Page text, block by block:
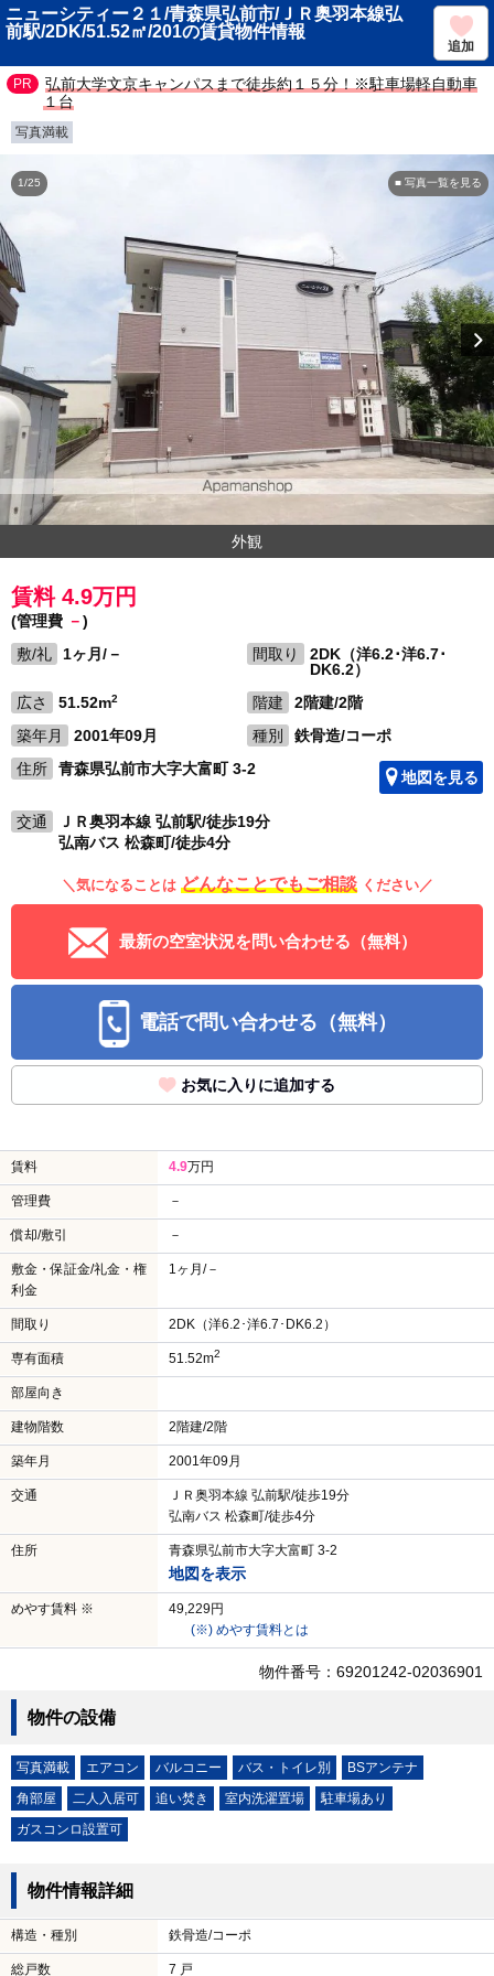
ニューシティー２１/青森県弘前市/ＪＲ奥羽本線弘
前駅/2DK/51.52㎡/201の賃貸物件情報
追加
弘前大学文京キャンパスまで徒歩約１５分！※駐車場軽自動車
１台
写真満載
■ 写真一覧を見る
1/25
外観
賃料 4.9万円
(管理費 －)
敷/礼
1ヶ月/－ 間取り
2DK（洋6.2･洋6.7･
DK6.2）
広さ
51.52m2 階建
2階建/2階
築年月
2001年09月 種別
鉄骨造/コーポ
住所
青森県弘前市大字大富町 3-2 地図を見る
交通
ＪＲ奥羽本線 弘前駅/徒歩19分
弘南バス 松森町/徒歩4分
＼気になることは どんなことでもご相談 ください／
最新の空室状況を問い合わせる（無料）
電話で問い合わせる（無料）
お気に入りに追加する
賃料 4.9万円
管理費 －
償却/敷引 －
敷金・保証金/礼金・権
利金
1ヶ月/－
間取り 2DK（洋6.2･洋6.7･DK6.2）
専有面積 51.52m2
部屋向き
建物階数 2階建/2階
築年月 2001年09月
交通
ＪＲ奥羽本線 弘前駅/徒歩19分
弘南バス 松森町/徒歩4分
住所 青森県弘前市大字大富町 3-2
地図を表示
めやす賃料 ※
49,229円
(※) めやす賃料とは
物件番号：69201242-02036901
物件の設備
写真満載 エアコン バルコニー バス・トイレ別
BSアンテナ
角部屋
二人入居可 追い焚き 室内洗濯置場
駐車場あり
ガスコンロ設置可
物件情報詳細
構造・種別 鉄骨造/コーポ
総戸数 7 戸